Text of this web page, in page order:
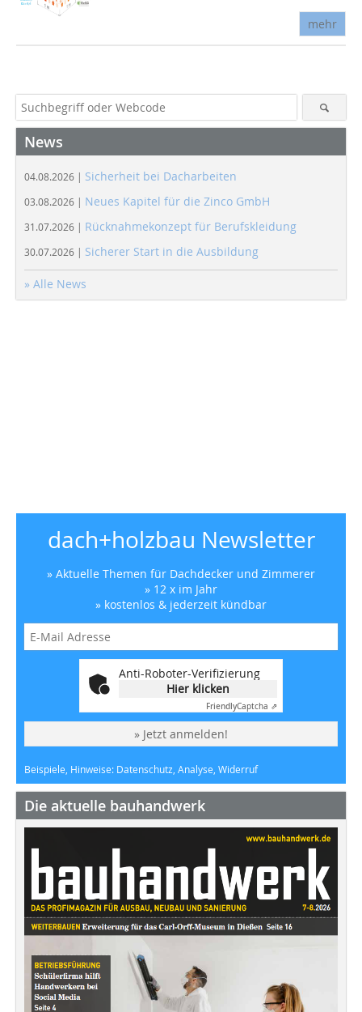
mehr
News
04.08.2026 | Sicherheit bei Dacharbeiten
03.08.2026 | Neues Kapitel für die Zinco GmbH
31.07.2026 | Rücknahmekonzept für Berufskleidung
30.07.2026 | Sicherer Start in die Ausbildung
» Alle News
dach+holzbau Newsletter
» Aktuelle Themen für Dachdecker und Zimmerer
» 12 x im Jahr
» kostenlos & jederzeit kündbar
Anti-Roboter-Verifizierung
Hier klicken
FriendlyCaptcha ⇗
» Jetzt anmelden!
Beispiele, Hinweise: Datenschutz, Analyse, Widerruf
Die aktuelle bauhandwerk